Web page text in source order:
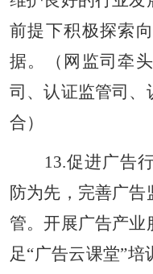
前提下积极探索
据。（网监司牵
司、认证监管司、
合）
13.促进广告
防为先，完善广
管。开展广告产业
足“广告云课堂”